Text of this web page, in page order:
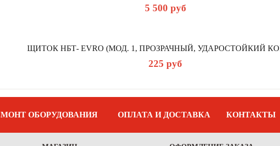
5 500 руб
ЩИТОК НБТ- EVRO (МОД. 1, ПРОЗРАЧНЫЙ, УДАРОСТОЙКИЙ
225 руб
ОБОРУДОВАНИЯ ОПЛАТА И ДОСТАВКА КОНТАКТЫ